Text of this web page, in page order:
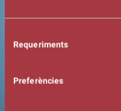
Requeriments
Preferències